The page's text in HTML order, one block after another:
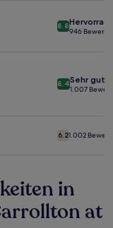
8.8
946
8.4Sehr gut
1.007
6.21.002
in
at